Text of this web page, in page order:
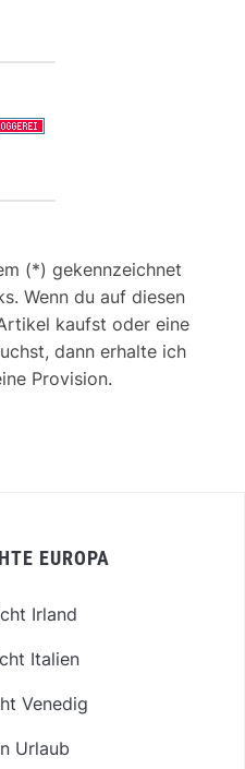
(*) gekennzeichnet
Wenn du auf diesen
kaufst oder eine
dann erhalte ich
Provision.
EUROPA
Irland
Italien
Venedig
Urlaub